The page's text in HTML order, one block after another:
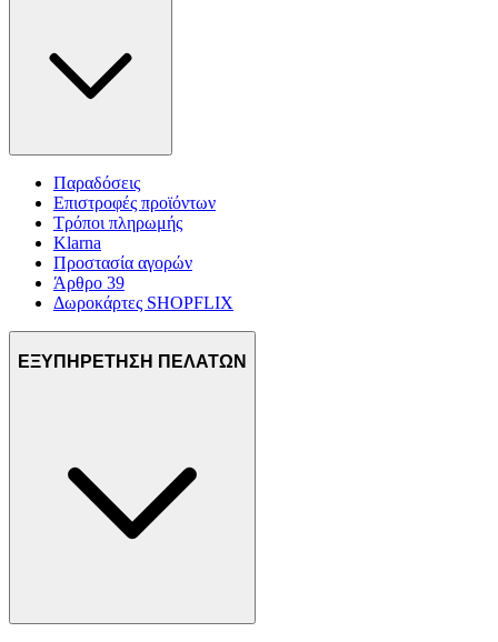
μας και την ανάπτυξη προϊόντων. Επίσης, κοινοποιούμε
πληροφορίες σχετικά με την από μέρους σας χρήση της
τοποθεσίας μας στους συνεργάτες μέσων κοινωνικής
Παραδόσεις
Επιστροφές προϊόντων
Τρόποι πληρωμής
Klarna
Προστασία αγορών
Άρθρο 39
Δωροκάρτες SHOPFLIX
ΕΞΥΠΗΡΕΤΗΣΗ ΠΕΛΑΤΩΝ